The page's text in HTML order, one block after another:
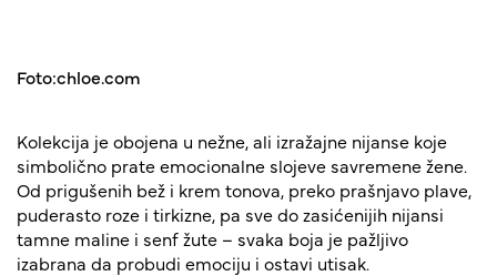
Foto:chloe.com
Kolekcija je obojena u nežne, ali izražajne nijanse koje
simbolično prate emocionalne slojeve savremene žene.
Od prigušenih bež i krem tonova, preko prašnjavo plave,
puderasto roze i tirkizne, pa sve do zasićenijih nijansi
tamne maline i senf žute – svaka boja je pažljivo
izabrana da probudi emociju i ostavi utisak.